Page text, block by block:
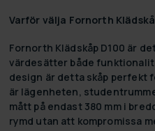
Varför välja Fornorth
Fornorth Klädskåp D100 är
värdesätter både
design är detta skåp perfekt
är lägenheten,
mått på endast 380 mm i
rymd utan att kompromissa